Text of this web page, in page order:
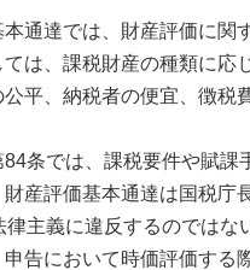
本通達では、財産評価に
は、課税財産の種類に応
平、納税者の便宜、徴税
条では、課税要件や賦課
産評価基本通達は国税庁
律主義に違反するのでは
告において時価評価する